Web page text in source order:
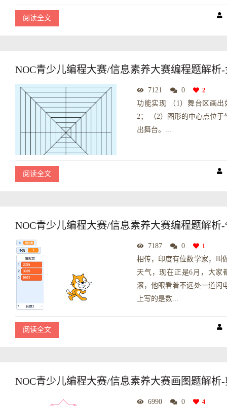
阅读全文
NOC青少儿编程大赛/信息素养大赛编程题解析
7121 0 2
功能实现 （1）舞台区画
2； （2）图形的中心点位
出舞台。...
阅读全文
NOC青少儿编程大赛/信息素养大赛编程题解析-
7187 0 1
相传，印度有位数学家，叫
天气，现在正是6月，大家
滚，他眼看着不远处一道闪
上写的是数...
阅读全文
NOC青少儿编程大赛/信息素养大赛画图题解析
6990 0 4